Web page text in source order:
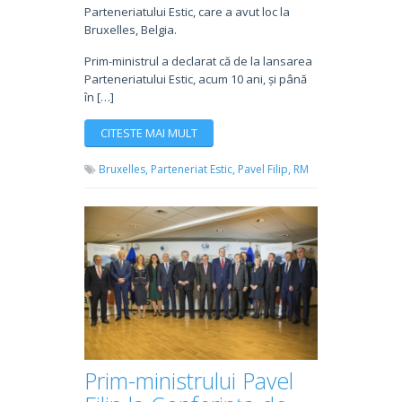
Parteneriatului Estic, care a avut loc la
Bruxelles, Belgia.
Prim-ministrul a declarat că de la lansarea
Parteneriatului Estic, acum 10 ani, și până
în […]
CITESTE MAI MULT
Bruxelles, Parteneriat Estic, Pavel Filip, RM
Prim-ministrului Pavel